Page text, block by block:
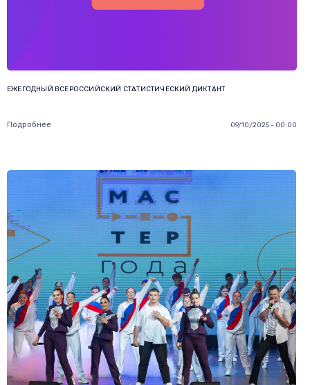
ЕЖЕГОДНЫЙ ВСЕРОССИЙСКИЙ СТАТИСТИЧЕСКИЙ ДИКТАНТ ⁣
Подробнее 09/10/2025 - 00:00